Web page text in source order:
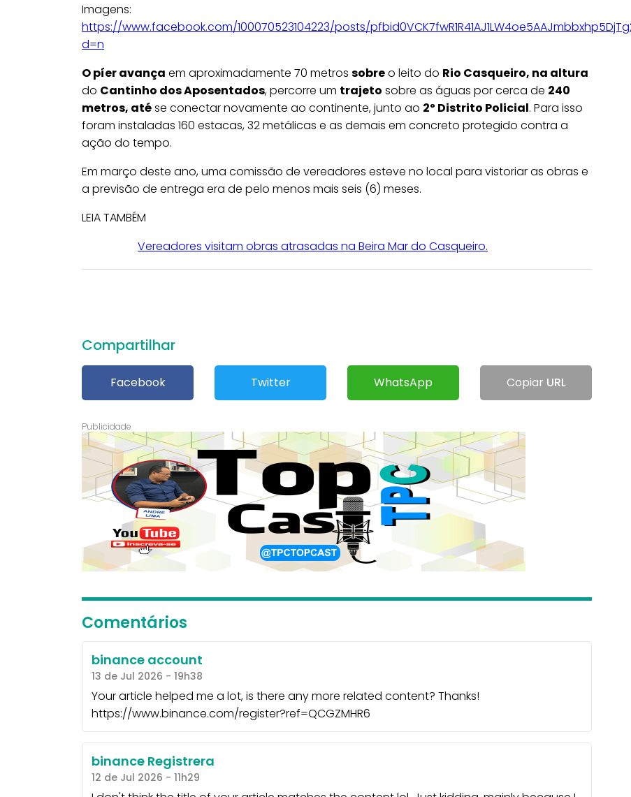
Imagens:
https://www.facebook.com/100070523104223/posts/
d=n
O píer avança em aproximadamente 70 metros sobreo leito do Rio Casqueiro, na altura
do Cantinho dos Aposentados, percorre um trajeto sobre as águas por cerca de 240
metros, atése conectar novamente ao continente, junto ao 2º Distrito Policial. Para isso
foram instaladas 160 estacas, 32 metálicas e as demais em concreto protegido contra a
ação do tempo.
Em março deste ano, uma comissão de vereadores esteve no local para vistoriar as obras e
a previsão de entrega era de pelo menos mais seis (6) meses.
LEIA TAMBÉM
Vereadores visitam obras atrasadas na Beira Mar do Casqueiro.
Compartilhar
Facebook Twitter WhatsApp Copiar URL
Comentários
binance account
13 de Jul 2026 - 19h38
Your article helped me a lot, is there any more related content? Thanks!
https://www.binance.com/register?ref=QCGZMHR6
binance Registrera
12 de Jul 2026 - 11h29